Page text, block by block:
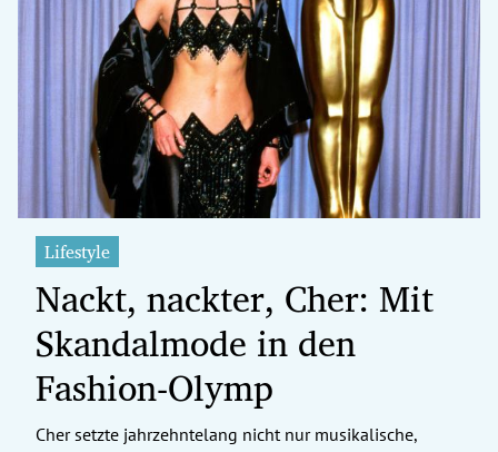
Lifestyle
Nackt, nackter, Cher: Mit
Skandalmode in den
Fashion-Olymp
Cher setzte jahrzehntelang nicht nur musikalische,